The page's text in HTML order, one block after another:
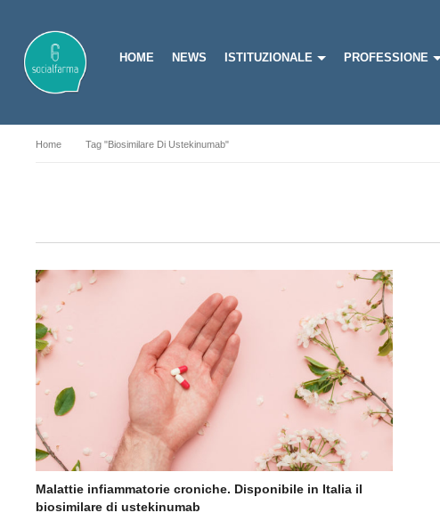
HOME NEWS ISTITUZIONALE PROFESSIONE
Home Tag "biosimilare Di Ustekinumab"
Malattie infiammatorie croniche. Disponibile in Italia il
biosimilare di ustekinumab